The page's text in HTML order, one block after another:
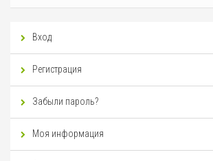
Вход
Регистрация
Забыли пароль?
Моя информация